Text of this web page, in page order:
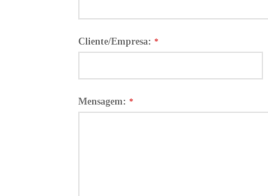
Cliente/Empresa: *
Mensagem: *